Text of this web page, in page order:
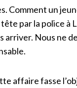
Comment un
par la police à
arriver. Nous ne
affaire fasse